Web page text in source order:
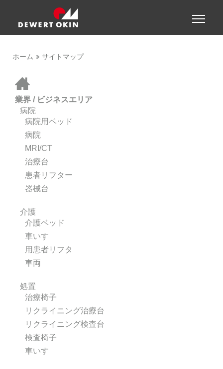
Toggle
ホーム サイトマップ
&nbsp;
業界 / ビジネスエリア
病院
病院用ベッド
病院
MRI/CT
治療台
患者リフター
器械台
介護
介護ベッド
車いす
用患者リフタ
車両
処置
治療椅子
リクライニング治療台
リクライニング検査台
検査椅子
車いす